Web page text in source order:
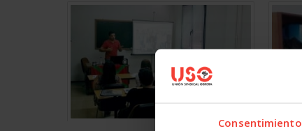
Consentimiento